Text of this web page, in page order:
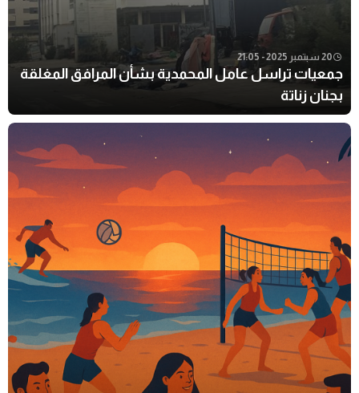
20 سبتمبر 2025 - 21:05
جمعيات تراسل عامل المحمدية بشأن المرافق المغلقة
بجنان زناتة